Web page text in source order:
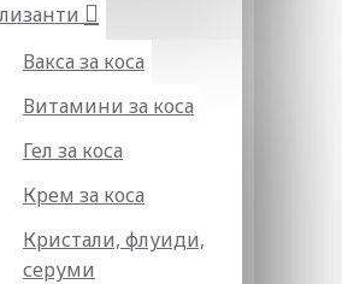
Вакса за коса
Витамини за коса
Гел за коса
Крем за коса
Кристали, флуиди,
серуми